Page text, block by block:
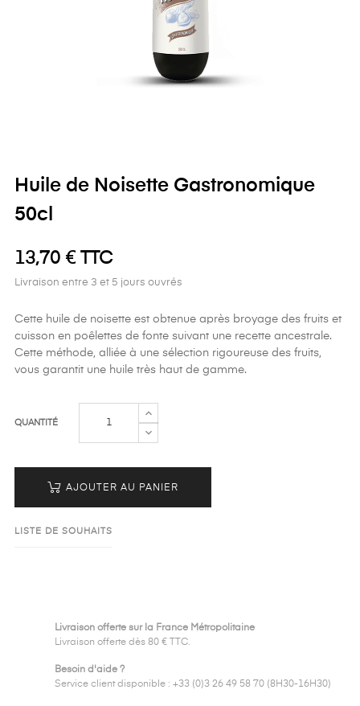
Huile de Noisette Gastronomique
50cl
13,70 € TTC
Livraison entre 3 et 5 jours ouvrés
Cette huile de noisette est obtenue après broyage des fruits et
cuisson en poêlettes de fonte suivant une recette ancestrale.
Cette méthode, alliée à une sélection rigoureuse des fruits,
vous garantit une huile très haut de gamme.
QUANTITÉ
AJOUTER AU PANIER
LISTE DE SOUHAITS
Livraison offerte sur la France Métropolitaine
Livraison offerte dès 80 € TTC.
Besoin d'aide ?
Service client disponible : +33 (0)3 26 49 58 70 (8H30-16H30)